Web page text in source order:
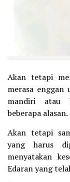
Akan tetapi
merasa enggan
mandiri atau
beberapa alasan.
Akan tetapi
yang harus
menyatakan
Edaran yang